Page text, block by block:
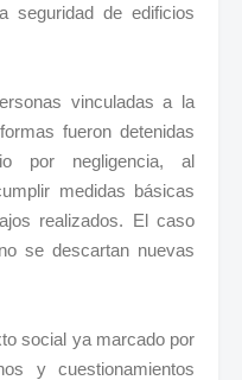
seguridad de edificios
vinculadas a la
fueron detenidas
por negligencia, al
medidas básicas
realizados. El caso
se descartan nuevas
social ya marcado por
y cuestionamientos